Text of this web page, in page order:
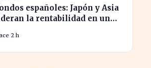
españoles: Japón y Asia
la rentabilidad en un
2 h